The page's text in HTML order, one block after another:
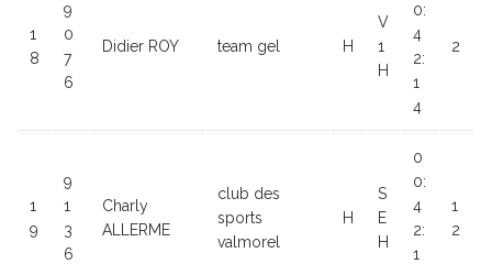
1
8
9
0
7
6
Didier ROY team gel H
V
1
H
0:
4
2:
1
4
2
1
9
9
1
3
6
Charly
ALLERME
club des
sports
valmorel
H
S
E
H
0
0:
4
2:
1
1
2